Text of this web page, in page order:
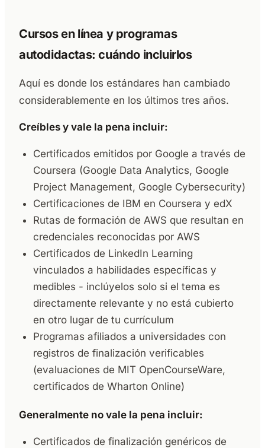
Cursos en línea y programas
autodidactas: cuándo incluirlos
Aquí es donde los estándares han cambiado
considerablemente en los últimos tres años.
Creíbles y vale la pena incluir:
Certificados emitidos por Google a través de
Coursera (Google Data Analytics, Google
Project Management, Google Cybersecurity)
Certificaciones de IBM en Coursera y edX
Rutas de formación de AWS que resultan en
credenciales reconocidas por AWS
Certificados de LinkedIn Learning
vinculados a habilidades específicas y
medibles - inclúyelos solo si el tema es
directamente relevante y no está cubierto
en otro lugar de tu currículum
Programas afiliados a universidades con
registros de finalización verificables
(evaluaciones de MIT OpenCourseWare,
certificados de Wharton Online)
Generalmente no vale la pena incluir:
Certificados de finalización genéricos de